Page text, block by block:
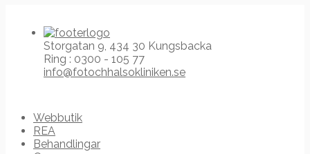
Storgatan 9, 434 30 Kungsbacka
Ring : 0300 - 105 77
info@fotochhalsokliniken.se
Webbutik
REA
Behandlingar